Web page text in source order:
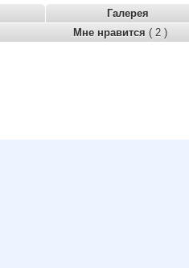
Галерея
Мне нравится ( 2 )